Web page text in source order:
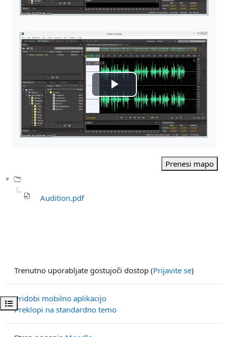
Odpri kazalo predmeta
Predvajaj
Prenesi mapo
Audition.pdf
Trenutno uporabljate gostujoči dostop (Prijavite se)
Pridobi mobilno aplikacijo
Preklopi na standardno temo